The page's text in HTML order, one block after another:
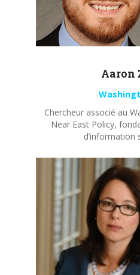
Aaron
Chercheur associé au
Near East Policy,
d’information